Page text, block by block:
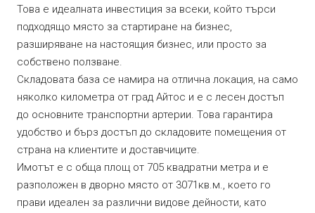
Това е идеалната инвестиция за всеки, който търси
подходящо място за стартиране на бизнес,
разширяване на настоящия бизнес, или просто за
собствено ползване.
Складовата база се намира на отлична локация, на само
няколко километра от град Айтос и е с лесен достъп
до основните транспортни артерии. Това гарантира
удобство и бърз достъп до складовите помещения от
страна на клиентите и доставчиците.
Имотът е с обща площ от 705 квадратни метра и е
разположен в дворно място от 3071кв.м., което го
прави идеален за различни видове дейности, като